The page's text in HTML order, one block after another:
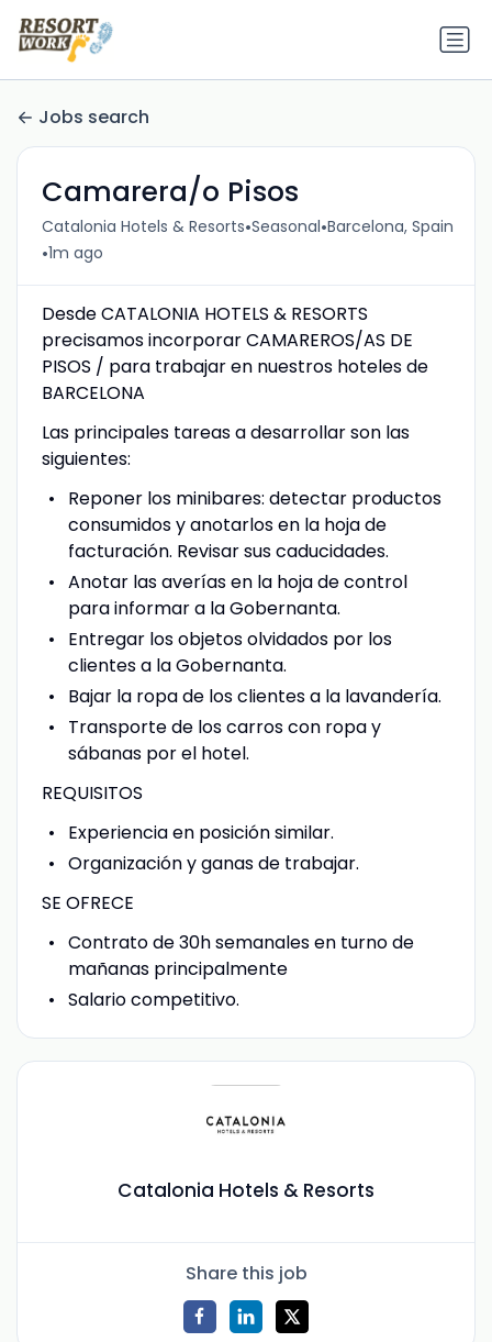
Jobs search
Camarera/o Pisos
Catalonia Hotels & Resorts•Seasonal•Barcelona, Spain
•1m ago
Desde CATALONIA HOTELS & RESORTS
precisamos incorporar CAMAREROS/AS DE
PISOS / para trabajar en nuestros hoteles de
BARCELONA
Las principales tareas a desarrollar son las
siguientes:
Reponer los minibares: detectar productos
consumidos y anotarlos en la hoja de
facturación. Revisar sus caducidades.
Anotar las averías en la hoja de control
para informar a la Gobernanta.
Entregar los objetos olvidados por los
clientes a la Gobernanta.
Bajar la ropa de los clientes a la lavandería.
Transporte de los carros con ropa y
sábanas por el hotel.
REQUISITOS
Experiencia en posición similar.
Organización y ganas de trabajar.
SE OFRECE
Contrato de 30h semanales en turno de
mañanas principalmente
Salario competitivo.
Catalonia Hotels & Resorts
Share this job